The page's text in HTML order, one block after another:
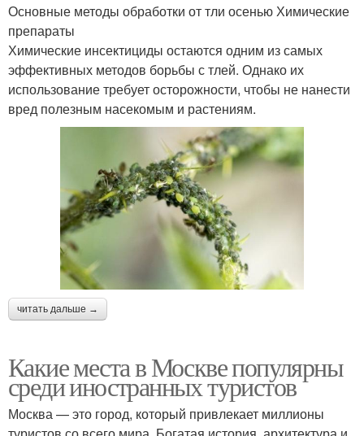
Основные методы обработки от тли осенью Химические
препараты
Химические инсектициды остаются одним из самых
эффективных методов борьбы с тлей. Однако их
использование требует осторожности, чтобы не нанести
вред полезным насекомым и растениям.
читать дальше →
Какие места в Москве популярны
среди иностранных туристов
Москва — это город, который привлекает миллионы